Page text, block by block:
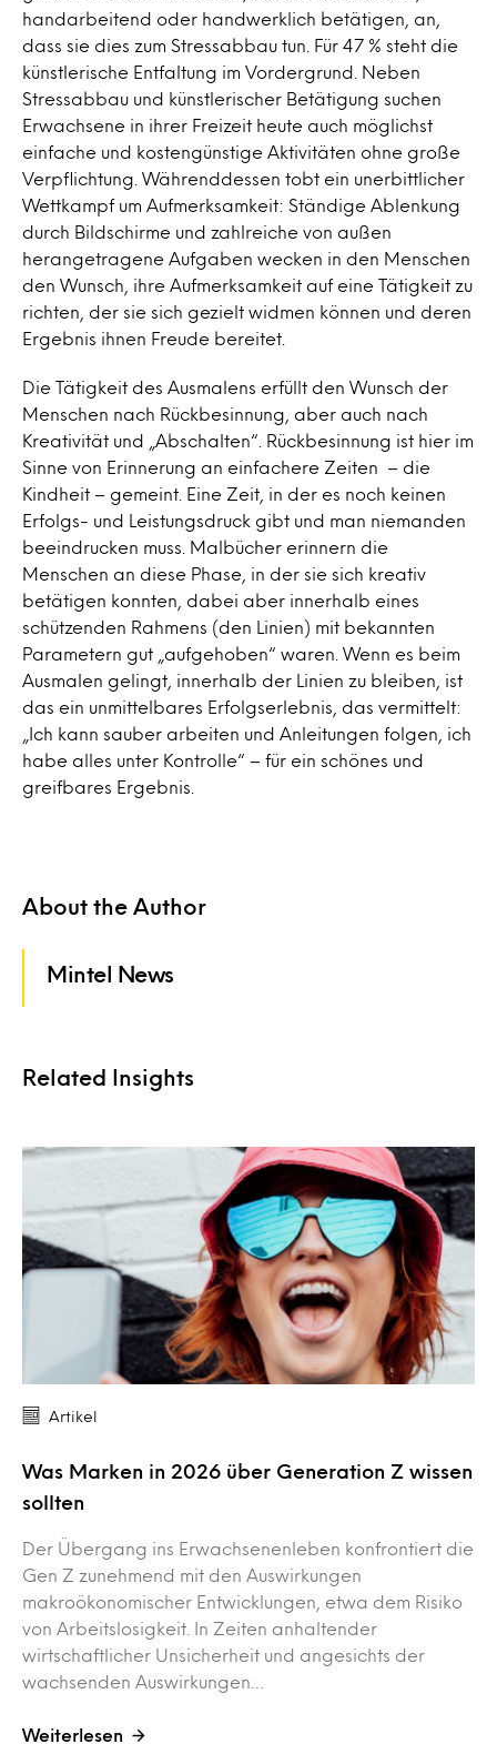
handarbeitend oder handwerklich betätigen, an,
dass sie dies zum Stressabbau tun. Für 47 % steht die
künstlerische Entfaltung im Vordergrund. Neben
Stressabbau und künstlerischer Betätigung suchen
Erwachsene in ihrer Freizeit heute auch möglichst
einfache und kostengünstige Aktivitäten ohne große
Verpflichtung. Währenddessen tobt ein unerbittlicher
Wettkampf um Aufmerksamkeit: Ständige Ablenkung
durch Bildschirme und zahlreiche von außen
herangetragene Aufgaben wecken in den Menschen
den Wunsch, ihre Aufmerksamkeit auf eine Tätigkeit zu
richten, der sie sich gezielt widmen können und deren
Ergebnis ihnen Freude bereitet.
Die Tätigkeit des Ausmalens erfüllt den Wunsch der
Menschen nach Rückbesinnung, aber auch nach
Kreativität und „Abschalten“. Rückbesinnung ist hier im
Sinne von Erinnerung an einfachere Zeiten – die
Kindheit – gemeint. Eine Zeit, in der es noch keinen
Erfolgs- und Leistungsdruck gibt und man niemanden
beeindrucken muss. Malbücher erinnern die
Menschen an diese Phase, in der sie sich kreativ
betätigen konnten, dabei aber innerhalb eines
schützenden Rahmens (den Linien) mit bekannten
Parametern gut „aufgehoben“ waren. Wenn es beim
Ausmalen gelingt, innerhalb der Linien zu bleiben, ist
das ein unmittelbares Erfolgserlebnis, das vermittelt:
„Ich kann sauber arbeiten und Anleitungen folgen, ich
habe alles unter Kontrolle“ – für ein schönes und
greifbares Ergebnis.
About the Author
Mintel News
Related Insights
Artikel
Was Marken in 2026 über Generation Z wissen
sollten
Der Übergang ins Erwachsenenleben konfrontiert die
Gen Z zunehmend mit den Auswirkungen
makroökonomischer Entwicklungen, etwa dem Risiko
von Arbeitslosigkeit. In Zeiten anhaltender
wirtschaftlicher Unsicherheit und angesichts der
wachsenden Auswirkungen…
Weiterlesen